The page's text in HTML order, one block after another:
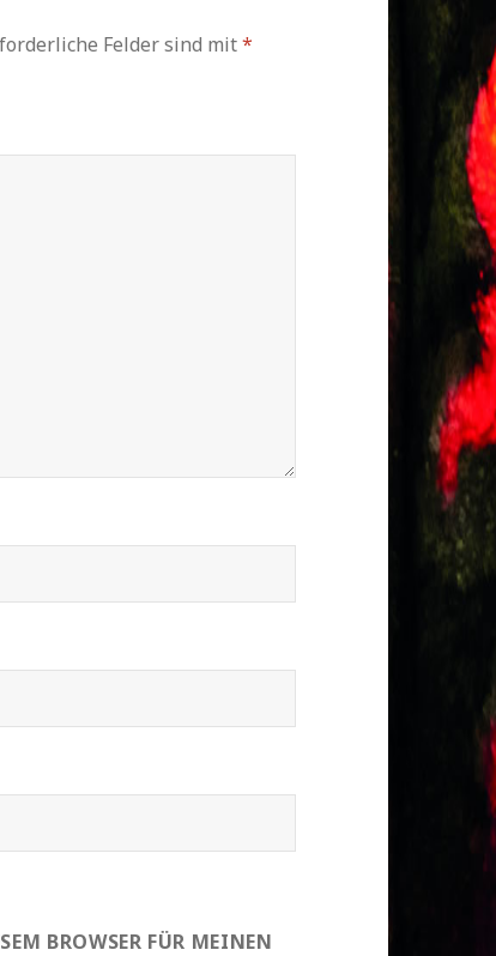
Felder sind mit*
BROWSER FÜR MEINEN